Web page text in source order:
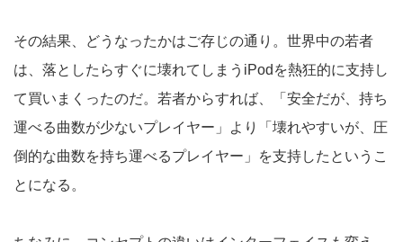
その結果、どうなったかはご存じの通り。世界中の若者
は、落としたらすぐに壊れてしまうiPodを熱狂的に支持し
て買いまくったのだ。若者からすれば、「安全だが、持ち
運べる曲数が少ないプレイヤー」より「壊れやすいが、圧
倒的な曲数を持ち運べるプレイヤー」を支持したというこ
とになる。